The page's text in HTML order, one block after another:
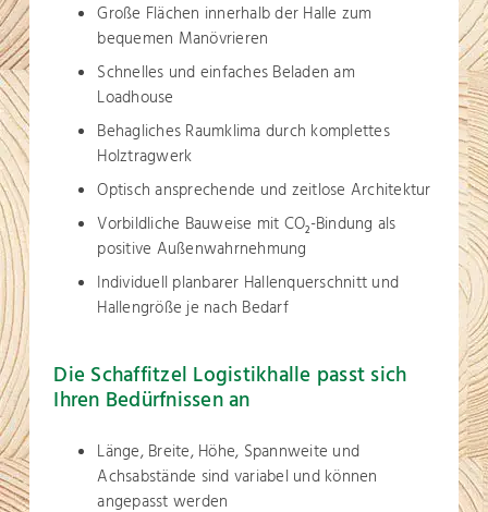
Große Flächen innerhalb der Halle zum
bequemen Manövrieren
Schnelles und einfaches Beladen am
Loadhouse
Behagliches Raumklima durch komplettes
Holztragwerk
Optisch ansprechende und zeitlose Architektur
Vorbildliche Bauweise mit CO2-Bindung als
positive Außenwahrnehmung
Individuell planbarer Hallenquerschnitt und
Hallengröße je nach Bedarf
Die Schaffitzel Logistikhalle passt sich
Ihren Bedürfnissen an
Länge, Breite, Höhe, Spannweite und
Achsabstände sind variabel und können
angepasst werden